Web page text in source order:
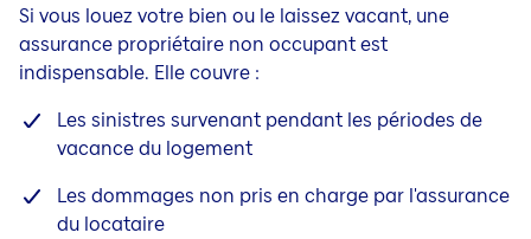
Si vous louez votre bien ou le laissez vacant, une
assurance propriétaire non occupant est
indispensable. Elle couvre :
Les sinistres survenant pendant les périodes de
vacance du logement
Les dommages non pris en charge par l'assurance
du locataire